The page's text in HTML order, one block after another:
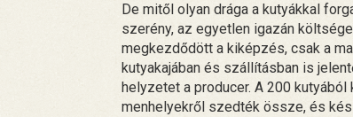
De mitől olyan drága a kutyákkal
szerény, az egyetlen igazán
megkezdődött a kiképzés, csak a
kutyakajában és szállításban is
helyzetet a producer. A 200
menhelyekről szedték össze, és